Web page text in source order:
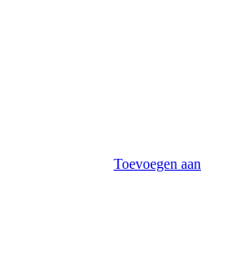
Toevoegen aan